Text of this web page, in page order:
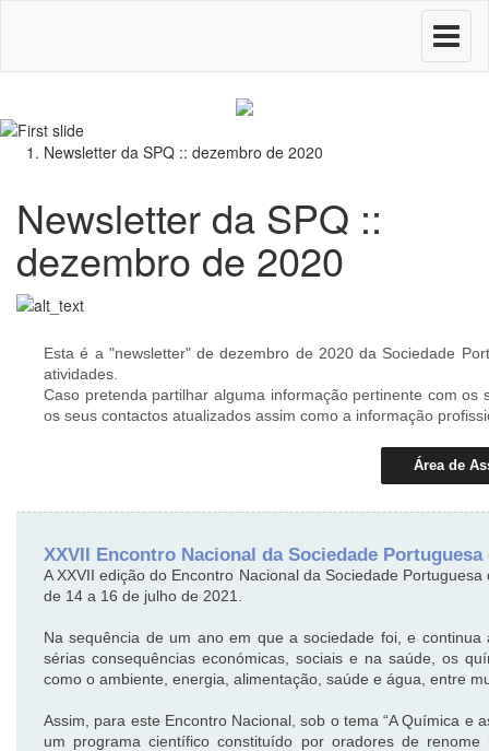
Toggle
Newsletter da SPQ :: dezembro de 2020
Newsletter da SPQ ::
dezembro de 2020
Esta é a "newsletter" de dezembro de 2020 da Sociedade
atividades.
Caso pretenda partilhar alguma informação pertinente com
os seus contactos atualizados assim como a informação
Área de
XXVII Encontro Nacional da Sociedade Portuguesa
A XXVII edição do Encontro Nacional da Sociedade
de 14 a 16 de julho de 2021.
Na sequência de um ano em que a sociedade foi, e
sérias consequências económicas, sociais e na saúde, os
como o ambiente, energia, alimentação, saúde e água, entre
Assim, para este Encontro Nacional, sob o tema “A Química e
um programa científico constituído por oradores de